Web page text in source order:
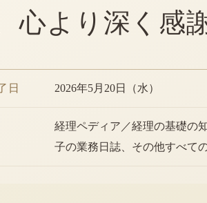
心より深く感
日 2026年5月20日（水）
経理ペディア／経理の基礎の
子の業務日誌、その他すべて